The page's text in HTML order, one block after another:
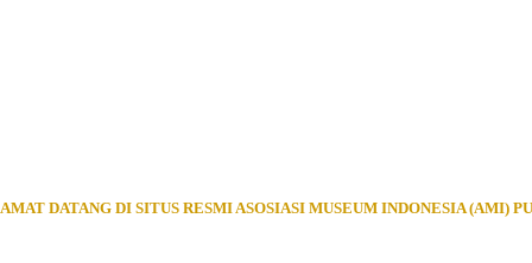
DATANG DI SITUS RESMI ASOSIASI MUSEUM INDONESIA (AMI)